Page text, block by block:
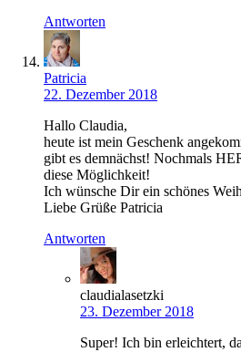
Antworten
Patricia
22. Dezember 2018
Hallo Claudia,
heute ist mein Geschenk
gibt es demnächst! Nochmals
diese Möglichkeit!
Ich wünsche Dir ein schönes
Liebe Grüße Patricia
Antworten
claudialasetzki
23. Dezember 2018
Super! Ich bin erleichtert,